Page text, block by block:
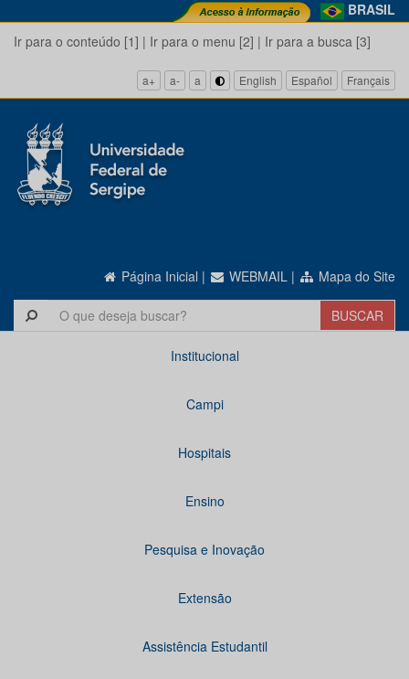
BRASIL
Ir para o conteúdo [1] | Ir para o menu [2] | Ir para a busca [3]
a+ a- a English Español Français
Página Inicial | WEBMAIL | Mapa do Site
Institucional
Campi
Hospitais
Ensino
Pesquisa e Inovação
Extensão
Assistência Estudantil